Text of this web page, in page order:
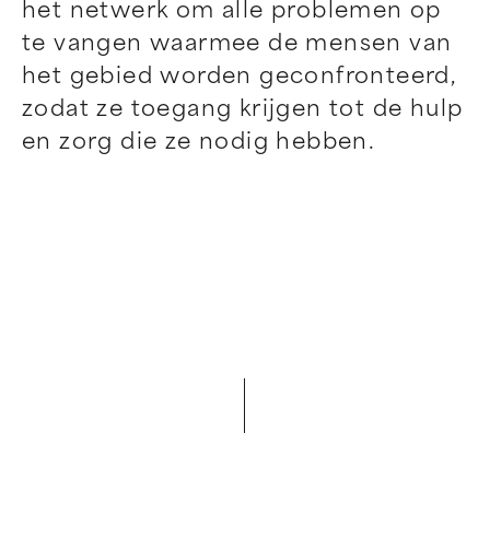
het netwerk om alle problemen op
te vangen waarmee de mensen van
het gebied worden geconfronteerd,
zodat ze toegang krijgen tot de hulp
en zorg die ze nodig hebben.